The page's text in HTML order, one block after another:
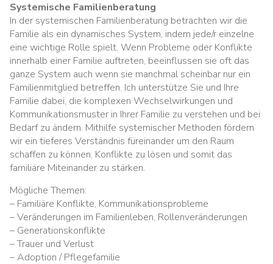
Systemische Familienberatung
In der systemischen Familienberatung betrachten wir die
Familie als ein dynamisches System, indem jede/r einzelne
eine wichtige Rolle spielt. Wenn Probleme oder Konflikte
innerhalb einer Familie auftreten, beeinflussen sie oft das
ganze System auch wenn sie manchmal scheinbar nur ein
Familienmitglied betreffen. Ich unterstütze Sie und Ihre
Familie dabei, die komplexen Wechselwirkungen und
Kommunikationsmuster in Ihrer Familie zu verstehen und bei
Bedarf zu ändern. Mithilfe systemischer Methoden fördern
wir ein tieferes Verständnis füreinander um den Raum
schaffen zu können, Konflikte zu lösen und somit das
familiäre Miteinander zu stärken.
Mögliche Themen:
– Familiäre Konflikte, Kommunikationsprobleme
– Veränderungen im Familienleben, Rollenveränderungen
– Generationskonflikte
– Trauer und Verlust
– Adoption / Pflegefamilie